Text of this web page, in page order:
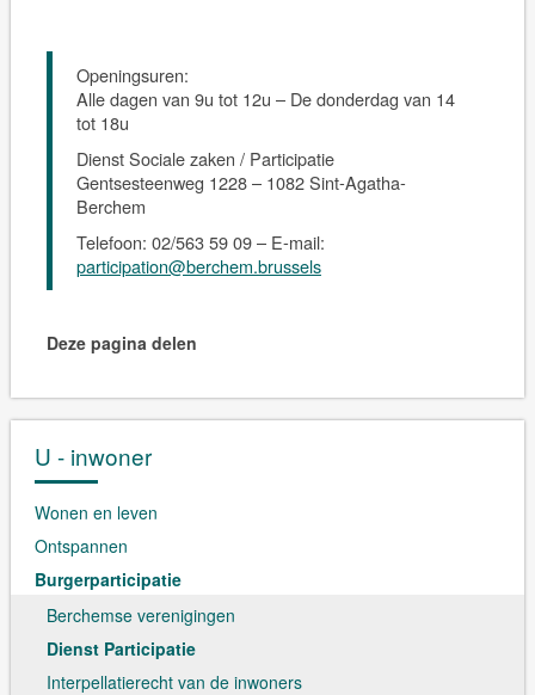
Openingsuren:
Alle dagen van 9u tot 12u – De donderdag van 14
tot 18u
Dienst Sociale zaken / Participatie
Gentsesteenweg 1228 – 1082 Sint-Agatha-
Berchem
Telefoon: 02/563 59 09 – E-mail:
participation@berchem.brussels
Deze pagina delen
U - inwoner
Wonen en leven
Ontspannen
Burgerparticipatie
Berchemse verenigingen
Dienst Participatie
Interpellatierecht van de inwoners